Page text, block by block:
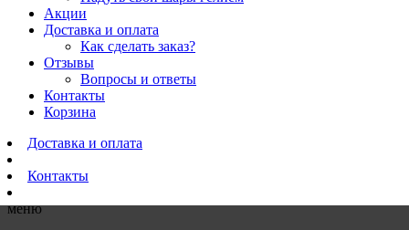
Акции
Доставка и оплата
Как сделать заказ?
Отзывы
Вопросы и ответы
Контакты
Корзина
Доставка и оплата
Контакты
меню